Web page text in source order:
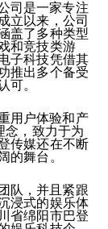
司是一家专注
立以来，公司
盖了多种类型
和竞技类游
子科技凭借其
推出多个备受
可。
用户体验和产
念，致力于为
传媒还在不断
的舞台。
队，并且紧跟
浸式的娱乐体
省绵阳市巴登